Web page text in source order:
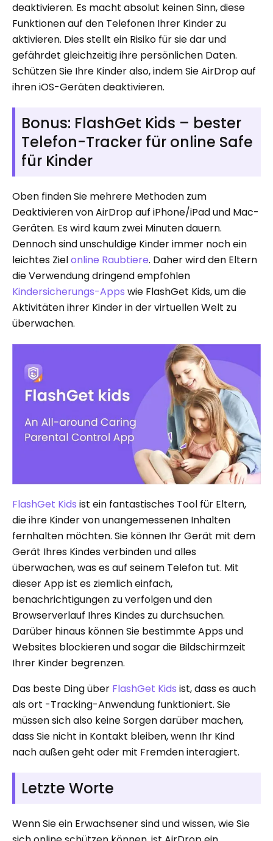
deaktivieren. Es macht absolut keinen Sinn, diese
Funktionen auf den Telefonen Ihrer Kinder zu
aktivieren. Dies stellt ein Risiko für sie dar und
gefährdet gleichzeitig ihre persönlichen Daten.
Schützen Sie Ihre Kinder also, indem Sie AirDrop auf
ihren iOS-Geräten deaktivieren.
Bonus: FlashGet Kids – bester
Telefon-Tracker für online Safe
für Kinder
Oben finden Sie mehrere Methoden zum
Deaktivieren von AirDrop auf iPhone/iPad und Mac-
Geräten. Es wird kaum zwei Minuten dauern.
Dennoch sind unschuldige Kinder immer noch ein
leichtes Zielonline Raubtiere. Daher wird den Eltern
die Verwendung dringend empfohlen
Kindersicherungs-Apps wie FlashGet Kids, um die
Aktivitäten ihrer Kinder in der virtuellen Welt zu
überwachen.
FlashGet Kids ist ein fantastisches Tool für Eltern,
die ihre Kinder von unangemessenen Inhalten
fernhalten möchten. Sie können Ihr Gerät mit dem
Gerät Ihres Kindes verbinden und alles
überwachen, was es auf seinem Telefon tut. Mit
dieser App ist es ziemlich einfach,
benachrichtigungen zu verfolgen und den
Browserverlauf Ihres Kindes zu durchsuchen.
Darüber hinaus können Sie bestimmte Apps und
Websites blockieren und sogar die Bildschirmzeit
Ihrer Kinder begrenzen.
Das beste Ding über FlashGet Kids ist, dass es auch
als ort -Tracking-Anwendung funktioniert. Sie
müssen sich also keine Sorgen darüber machen,
dass Sie nicht in Kontakt bleiben, wenn Ihr Kind
nach außen geht oder mit Fremden interagiert.
Letzte Worte
Wenn Sie ein Erwachsener sind und wissen, wie Sie